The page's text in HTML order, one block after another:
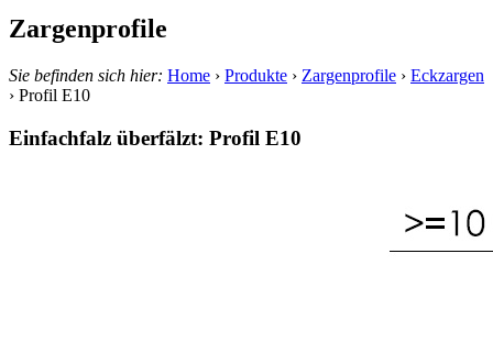
Zargenprofile
Sie befinden sich hier: Home › Produkte › Zargenprofile › Eckzargen
› Profil E10
Einfachfalz überfälzt: Profil E10